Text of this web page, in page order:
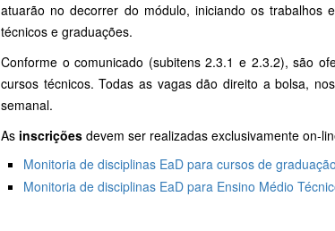
atuarão no decorrer do módulo, iniciando os
técnicos e graduações.
Conforme o comunicado (subitens 2.3.1 e 2.3.2), são
cursos técnicos. Todas as vagas dão direito a bolsa,
semanal.
As inscrições devem ser realizadas exclusivamente on-
Monitoria de disciplinas EaD para cursos de graduação
Monitoria de disciplinas EaD para Ensino Médio